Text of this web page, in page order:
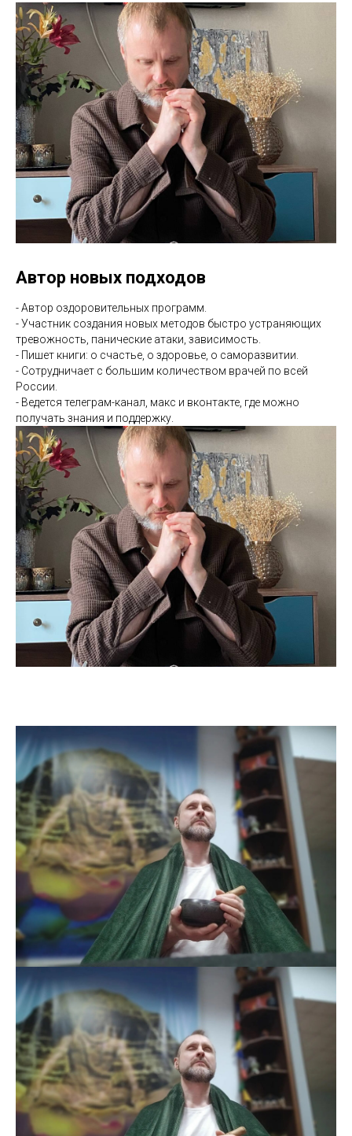
Автор новых подходов
- Автор оздоровительных программ.
- Участник создания новых методов быстро устраняющих
тревожность, панические атаки, зависимость.
- Пишет книги: о счастье, о здоровье, о саморазвитии.
- Сотрудничает с большим количеством врачей по всей
России.
- Ведется телеграм-канал, макс и вконтакте, где можно
получать знания и поддержку.